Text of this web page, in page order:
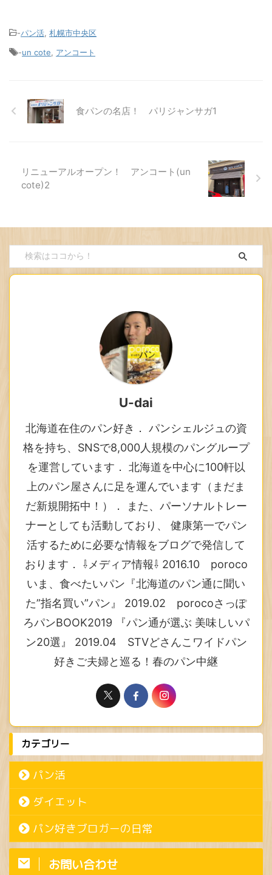
-パン活 札幌市中央区
-un cote アンコート
食パンの名店！ パリジャンサガ1
リニューアルオープン！ アンコート(un
cote)2
U-dai
北海道在住のパン好き． パンシェルジュの資
格を持ち、SNSで8,000人規模のパングループ
を運営しています． 北海道を中心に100軒以
上のパン屋さんに足を運んでいます（まだま
だ新規開拓中！）． また、パーソナルトレー
ナーとしても活動しており、 健康第一でパン
活するために必要な情報をブログで発信して
おります． ⇩メディア情報⇩ 2016.10 poroco
いま、食べたいパン『北海道のパン通に聞い
た”指名買い”パン』 2019.02 porocoさっぽ
ろパンBOOK2019 『パン通が選ぶ 美味しいパ
ン20選』 2019.04 STVどさんこワイドパン
好きご夫婦と巡る！春のパン中継
カテゴリー
パン活
ダイエット
パン好きブロガーの日常
お問い合わせ